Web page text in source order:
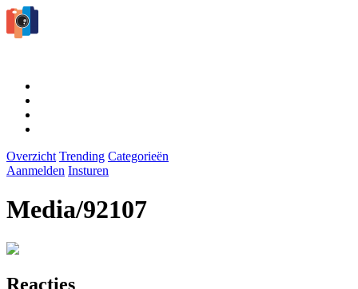
Overzicht Trending Categorieën
Aanmelden Insturen
Media/92107
Reacties